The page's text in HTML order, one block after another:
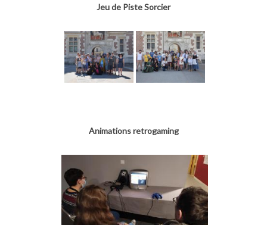
Jeu de Piste Sorcier
Animations retrogaming